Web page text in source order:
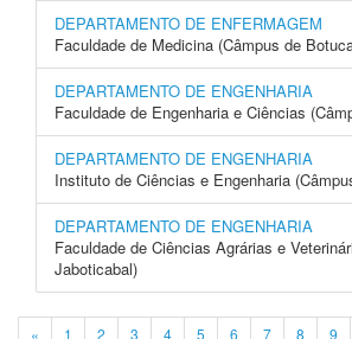
DEPARTAMENTO DE ENFERMAGEM
Faculdade de Medicina (Câmpus de
DEPARTAMENTO DE ENGENHARIA
Faculdade de Engenharia e Ciências
DEPARTAMENTO DE ENGENHARIA
Instituto de Ciências e Engenharia
DEPARTAMENTO DE ENGENHARIA
Faculdade de Ciências Agrárias e
Jaboticabal)
« 1 2 3 4 5 6 7 8 9